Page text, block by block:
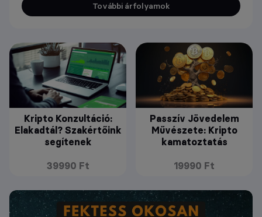
További árfolyamok
Kripto Konzultáció:
Elakadtál? Szakértőink
segítenek
39990 Ft
Passzív Jövedelem
Művészete: Kripto
kamatoztatás
19990 Ft